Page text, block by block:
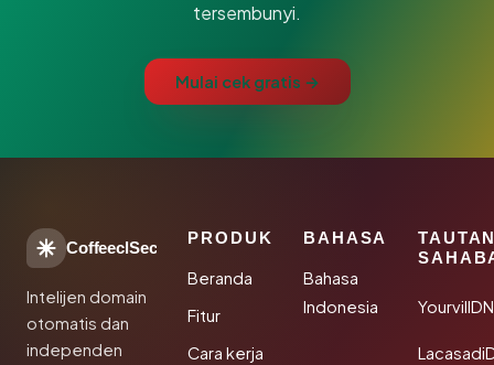
tersembunyi.
Mulai cek gratis →
CoffeeclSec
Intelijen domain
otomatis dan
independen
PRODUK
Beranda
Fitur
Cara kerja
BAHASA
Bahasa
Indonesia